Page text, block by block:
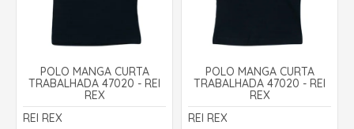
POLO MANGA CURTA
TRABALHADA 47020 - REI
REX
REI REX
POLO MANGA CURTA
TRABALHADA 47020 - REI
REX
REI REX